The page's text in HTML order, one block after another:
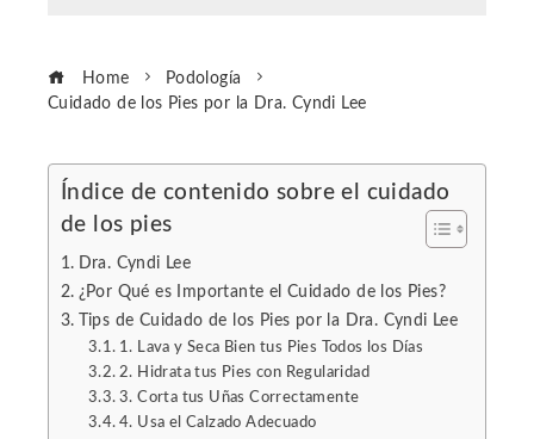
Home
Podología
Cuidado de los Pies por la Dra. Cyndi Lee
Índice de contenido sobre el cuidado
de los pies
Dra. Cyndi Lee
¿Por Qué es Importante el Cuidado de los Pies?
Tips de Cuidado de los Pies por la Dra. Cyndi Lee
1. Lava y Seca Bien tus Pies Todos los Días
2. Hidrata tus Pies con Regularidad
3. Corta tus Uñas Correctamente
4. Usa el Calzado Adecuado